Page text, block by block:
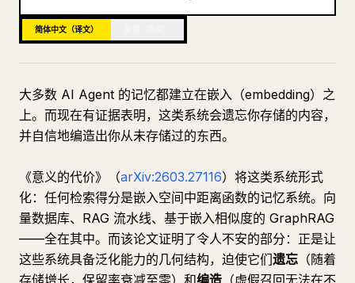
简体中文（译文）
大多数 AI Agent 的记忆都建立在嵌入（embedding）之
上。而现在有证据表明，这类系统会遗忘你存储的内容，
并自信地编造出你从未存储过的东西。
《意义的代价》（arXiv:2603.27116）将这类系统形式
化：任何检索得分是嵌入空间中距离函数的记忆系统。向
量数据库、RAG 流水线、基于嵌入相似度的 GraphRAG
——全在其中。而该论文证明了令人不安的部分：正是让
这些系统具备泛化能力的几何结构，迫使它们遗忘 （随着
存储增长，保留率衰减至零）和编造 （虚假召回无法在不